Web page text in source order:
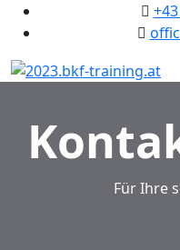
Für Ihre